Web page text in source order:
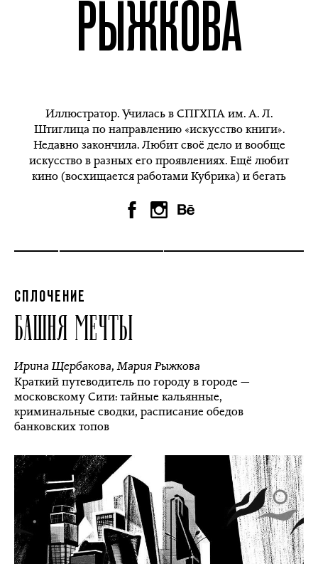
РЫЖКОВА
Иллюстратор. Училась в СПГХПА им. А. Л.
Штиглица по направлению «искусство книги».
Недавно закончила. Любит своё дело и вообще
искусство в разных его проявлениях. Ещё любит
кино (восхищается работами Кубрика) и бегать
СПЛОЧЕНИЕ
БАШНЯ МЕЧТЫ
Ирина Щербакова,Мария Рыжкова
Краткий путеводитель по городу в городе —
московскому Сити: тайные кальянные,
криминальные сводки, расписание обедов
банковских топов